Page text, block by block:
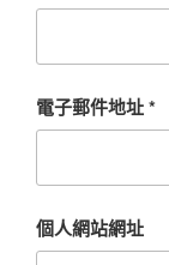
電子郵件地址*
個人網站網址